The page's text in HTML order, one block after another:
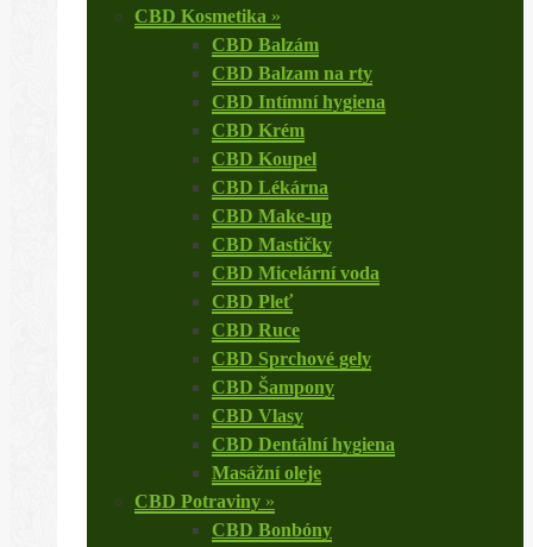
CBD Kosmetika »
CBD Balzám
CBD Balzam na rty
CBD Intímní hygiena
CBD Krém
CBD Koupel
CBD Lékárna
CBD Make-up
CBD Mastičky
CBD Micelární voda
CBD Pleť
CBD Ruce
CBD Sprchové gely
CBD Šampony
CBD Vlasy
CBD Dentální hygiena
Masážní oleje
CBD Potraviny »
CBD Bonbóny